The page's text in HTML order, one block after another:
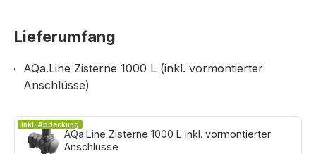
Lagerung von Regenwasser geeignet. Dank der
Jahre Garantie auf den Behälter.
Lieferumfang
AQa.Line Zisterne 1000 L (inkl. vormontierter
Anschlüsse)
Inkl. Abdeckung
AQa.Line Zisterne 1000 L inkl. vormontierter
Anschlüsse